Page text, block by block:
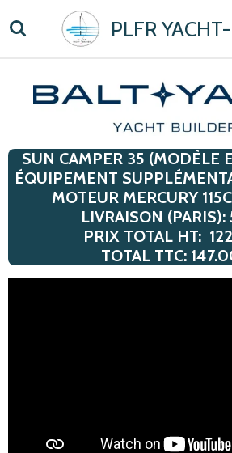
au
PLFR
SUN CAMPER 35 (MODÈLE
ÉQUIPEMENT SUPPLÉ
MOTEUR MERCURY
LIVRAISON
PRIX TOTAL HT:
TOTAL TTC: